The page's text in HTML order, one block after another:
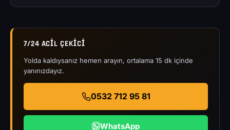
7/24 ACIL ÇEKICI
Yolda kaldıysanız hemen arayın, ortalama 15 dk içinde
yanınızdayız.
0532 712 95 81
WhatsApp